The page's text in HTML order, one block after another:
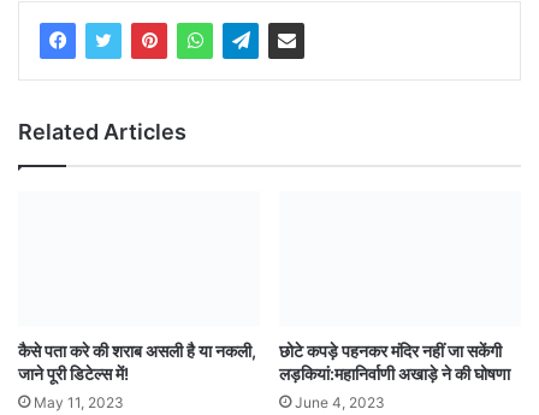
Related Articles
कैसे पता करे की शराब असली है या नकली,
जाने पूरी डिटेल्स में!
May 11, 2023
छोटे कपड़े पहनकर मंदिर नहीं जा सकेंगी
लड़कियां:महानिर्वाणी अखाड़े ने की घोषणा
June 4, 2023